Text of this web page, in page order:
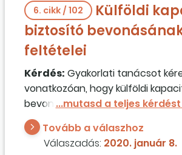
6. cikk / 102
Külföldi
biztosító
feltételei
Kérdés: Gyakorlati tanácsot
vonatkozóan, hogy külföldi
bevonása során mire legyek
jogszabályi rendelkezéseket
tehetek a számtalan hiánypótlás
érdekében?
Tovább a válaszhoz
Válaszadás: 2020. január 8.